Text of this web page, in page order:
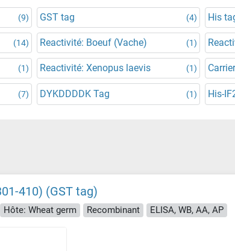
(9) GST tag (4) His
(14) Reactivité: Boeuf (Vache) (1)
(1) Reactivité: Xenopus laevis (1)
(7) DYKDDDDK Tag (1) His-
410) (GST tag)
Hôte: Wheat germ Recombinant ELISA, WB, AA, AP